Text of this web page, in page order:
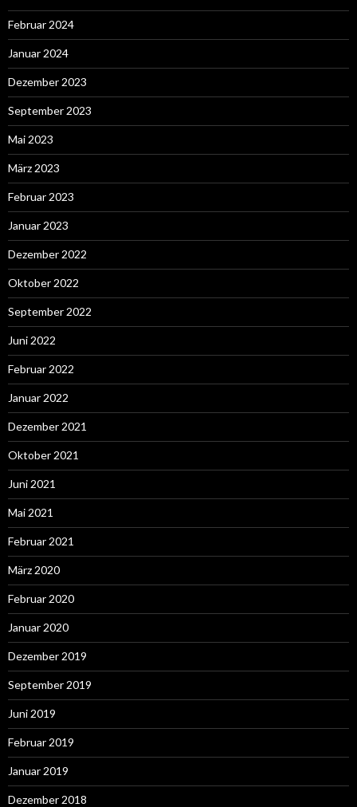
Februar 2024
Januar 2024
Dezember 2023
September 2023
Mai 2023
März 2023
Februar 2023
Januar 2023
Dezember 2022
Oktober 2022
September 2022
Juni 2022
Februar 2022
Januar 2022
Dezember 2021
Oktober 2021
Juni 2021
Mai 2021
Februar 2021
März 2020
Februar 2020
Januar 2020
Dezember 2019
September 2019
Juni 2019
Februar 2019
Januar 2019
Dezember 2018